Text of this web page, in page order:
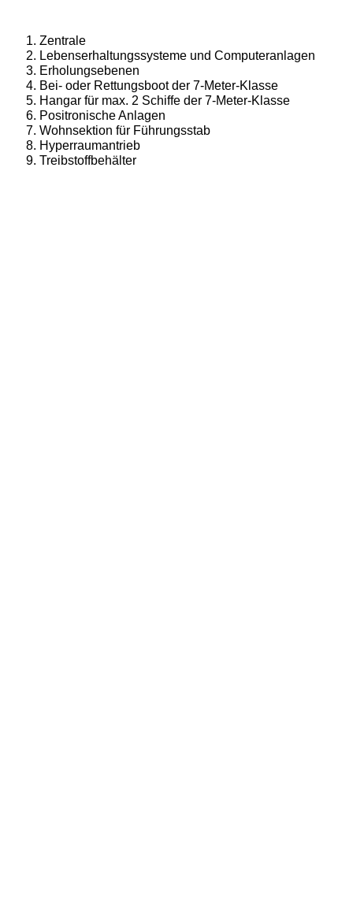
Zentrale
Lebenserhaltungssysteme und Computeranlagen
Erholungsebenen
Bei- oder Rettungsboot der 7-Meter-Klasse
Hangar für max. 2 Schiffe der 7-Meter-Klasse
Positronische Anlagen
Wohnsektion für Führungsstab
Hyperraumantrieb
Treibstoffbehälter